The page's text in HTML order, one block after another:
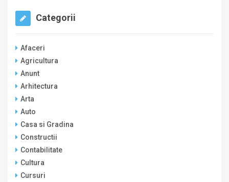
Categorii
Afaceri
Agricultura
Anunt
Arhitectura
Arta
Auto
Casa si Gradina
Constructii
Contabilitate
Cultura
Cursuri